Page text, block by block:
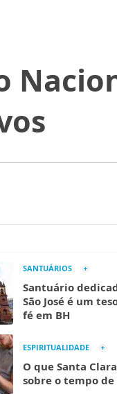
SANTUÁRIOS
Santuário
São José é um
fé em BH
ESPIRITUALIDADE
O que Santa
sobre o tempo de